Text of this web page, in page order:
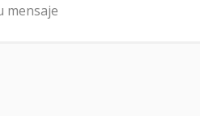
mensaje